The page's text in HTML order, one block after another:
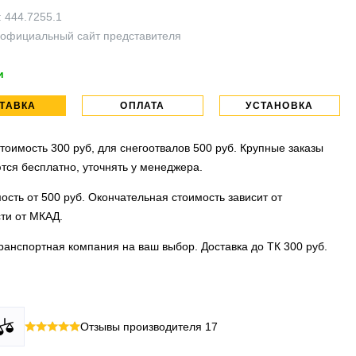
444.7255.1
официальный сайт представителя
ОПЛАТА УСТАНОВКА
300 руб, для снегоотвалов 500 руб. Крупные заказы
бесплатно, уточнять у менеджера.
от 500 руб. Окончательная стоимость зависит от
от МКАД.
компания на ваш выбор. Доставка до ТК 300 руб.
лиц можно оплатить по счету.
ул.Московская д 7.Отзывы производителя 17